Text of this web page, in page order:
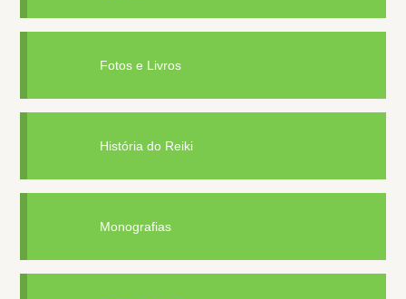
Fotos e Livros
História do Reiki
Monografias